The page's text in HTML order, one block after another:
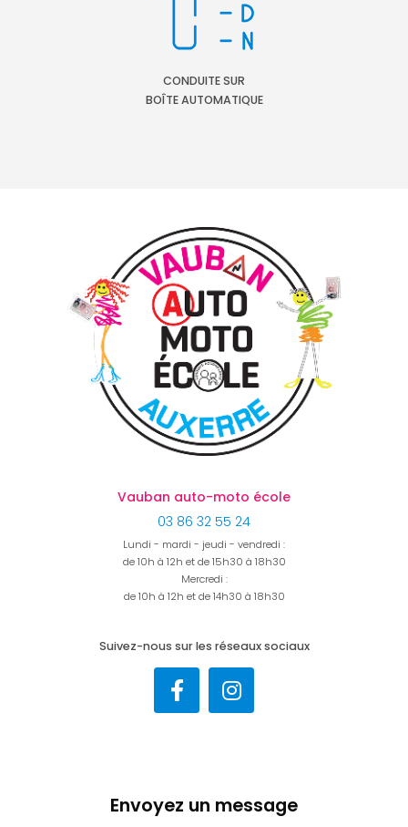
CONDUITE SUR
BOÎTE AUTOMATIQUE
Vauban auto-moto école
03 86 32 55 24
Lundi - mardi - jeudi - vendredi :
de 10h à 12h et de 15h30 à 18h30
Mercredi :
de 10h à 12h et de 14h30 à 18h30
Suivez-nous sur les réseaux sociaux
Envoyez un message